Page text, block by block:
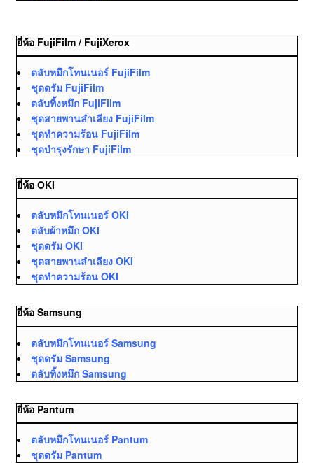
ยี่ห้อ FujiFilm / FujiXerox
ตลับหมึกโทนเนอร์ FujiFilm
ชุดดรัม FujiFilm
ตลับทิ้งหมึก FujiFilm
ชุดสายพานลำเลียง FujiFilm
ชุดทำความร้อน FujiFilm
ชุดบำรุงรักษา FujiFilm
ยี่ห้อ OKI
ตลับหมึกโทนเนอร์ OKI
ตลับผ้าหมึก OKI
ชุดดรัม OKI
ชุดสายพานลำเลียง OKI
ชุดทำความร้อน OKI
ยี่ห้อ Samsung
ตลับหมึกโทนเนอร์ Samsung
ชุดดรัม Samsung
ตลับทิ้งหมึก Samsung
ยี่ห้อ Pantum
ตลับหมึกโทนเนอร์ Pantum
ชุดดรัม Pantum